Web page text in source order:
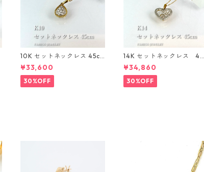
10K セットネックレス 45c
m 1mm
¥33,600
30%OFF
14K セットネックレス 45c
m 1㎜
¥34,860
30%OFF